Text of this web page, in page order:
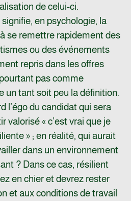
de celui-ci.
en psychologie, la
se remettre rapidement des
ou des événements
repris dans les offres
pas comme
un tant soit peu la définition.
l’égo du candidat qui sera
valorisé « c’est vrai que je
» ; en réalité, qui aurait
dans un environnement
? Dans ce cas, résilient
en chier et devrez rester
et aux conditions de travail